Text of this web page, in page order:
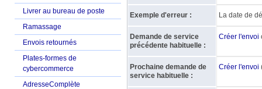
Livrer au bureau de poste
Ramassage
Envois retournés
Plates-formes de
cybercommerce
AdresseComplète
Exemple d'erreur : La date de
Demande de service
précédente habituelle :
Créer l'envoi
Prochaine demande de
service habituelle :
Créer l'envoi